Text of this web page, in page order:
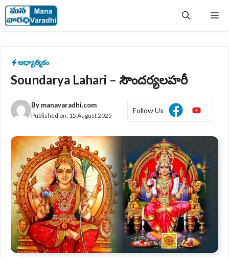
Skip
to
content
ఆధ్యాత్మికం
Soundarya Lahari – సౌందర్యలహరీ
By manavaradhi.com
Published on: 15 August 2025
Follow Us